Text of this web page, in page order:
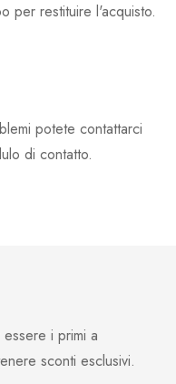
per restituire l'acquisto.
potete contattarci
di contatto.
i primi a
sconti esclusivi.